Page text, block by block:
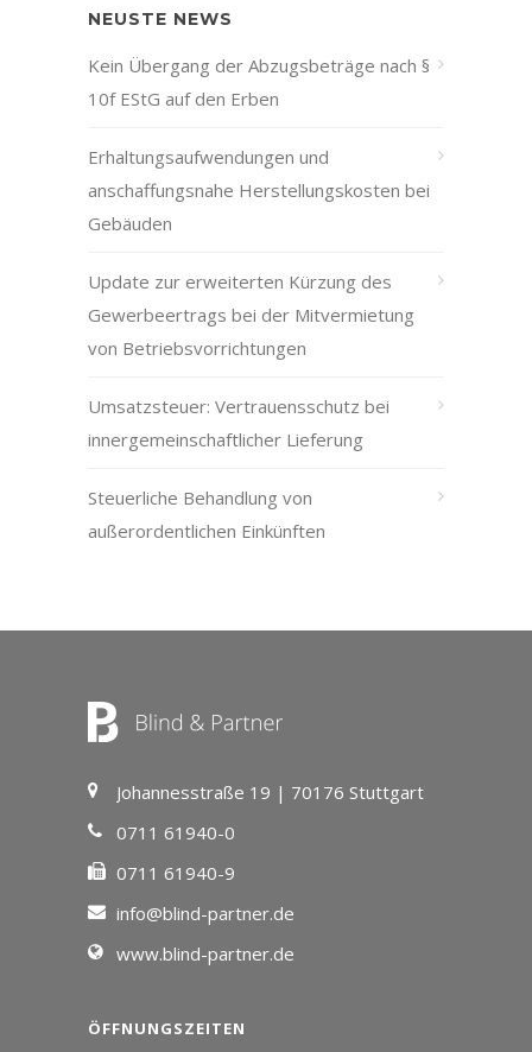
NEUSTE NEWS
Kein Übergang der Abzugsbeträge nach §
10f EStG auf den Erben
Erhaltungsaufwendungen und
anschaffungsnahe Herstellungskosten bei
Gebäuden
Update zur erweiterten Kürzung des
Gewerbeertrags bei der Mitvermietung
von Betriebsvorrichtungen
Umsatzsteuer: Vertrauensschutz bei
innergemeinschaftlicher Lieferung
Steuerliche Behandlung von
außerordentlichen Einkünften
Johannesstraße 19 | 70176 Stuttgart
0711 61940-0
0711 61940-9
info@blind-partner.de
www.blind-partner.de
ÖFFNUNGSZEITEN